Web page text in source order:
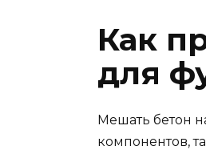
Как
для
Мешать бетон
компонентов,